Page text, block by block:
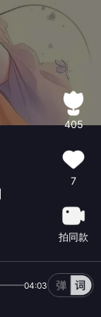
405
7
拍同款
04:03